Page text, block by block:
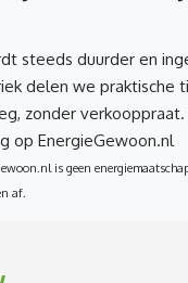
steeds duurder en
delen we praktische
zonder verkooppraat.
op EnergieGewoon.nl
is geen
af.